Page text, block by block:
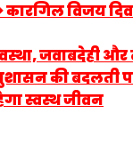
कारगिल
जवाबदेही
की बदलती
स्वस्थ जीवन